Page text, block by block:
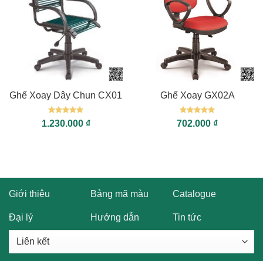
Ghế Xoay Dây Chun CX01
Được xếp
hạng55
1.230.000 ₫
Ghế Xoay GX02A
Được xếp
hạng55
702.000 ₫
Giới thiệu Bảng mã màu Catalogue
Đại lý Hướng dẫn Tin tức